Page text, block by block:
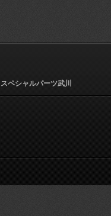
ペシャルパーツ武川